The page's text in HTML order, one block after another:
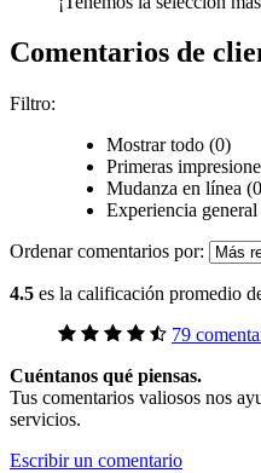
Comentarios de
Filtro:
Mostrar todo (0)
Primeras
Mudanza en línea
Experiencia
Ordenar comentarios por:
4.5 es la calificación promedio
79
Cuéntanos qué piensas.
Tus comentarios valiosos nos
servicios.
Escribir un comentario